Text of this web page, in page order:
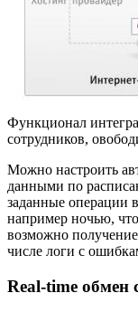
Функционал
сотрудников,
Можно настроить
данными по
заданные операции
например ночью,
возможно получение
числе логи с
Real-time обмен